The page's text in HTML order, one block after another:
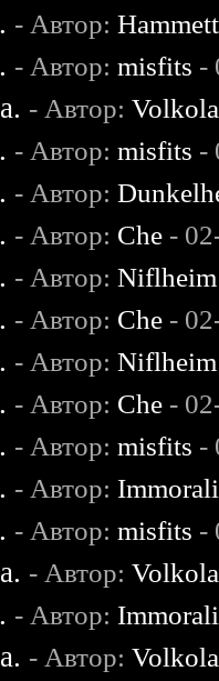
- Автор:Hammett
- Автор:misfits -
- Автор:
- Автор:misfits -
- Автор:
- Автор: Che -
- Автор:Niflheim
- Автор: Che -
- Автор:Niflheim
- Автор: Che -
- Автор:misfits -
- Автор:
- Автор:misfits -
- Автор:
- Автор:
- Автор: